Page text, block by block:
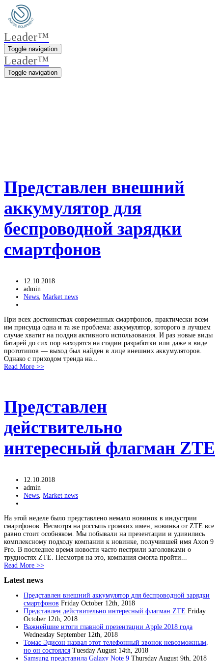
Leader™
Toggle navigation
Leader™
Toggle navigation
Представлен внешний
аккумулятор для
беспроводной зарядки
смартфонов
12.10.2018
admin
News, Market news
При всех достоинствах современных смартфонов, практически всем
им присуща одна и та же проблема: аккумулятор, которого в лучшем
случае хватит на полдня активного использования. И раз новые виды
батарей до сих пор находятся на стадии разработки или даже в виде
прототипов — выход был найден в лице внешних аккумуляторов.
Однако с приходом тренда на...
Read More >>
Представлен
действительно
интересный флагман ZTE
12.10.2018
admin
News, Market news
На этой неделе было представлено немало новинок в индустрии
смартфонов. Несмотря на россыпь громких имен, новинка от ZTE все
равно стоит особняком. Мы побывали на презентации и удивились
комплексному подходу компании к новинке, получившей имя Axon 9
Pro. В последнее время новости часто пестрили заголовками о
трудностях ZTE. Несмотря на это, компания смогла пройти...
Read More >>
Latest news
Представлен внешний аккумулятор для беспроводной зарядки
смартфонов Friday October 12th, 2018
Представлен действительно интересный флагман ZTE Friday
October 12th, 2018
Важнейшие итоги главной презентации Apple 2018 года
Wednesday September 12th, 2018
Томас Эдисон назвал этот телефонный звонок невозможным,
но он состоялся Tuesday August 14th, 2018
Samsung представила Galaxy Note 9 Thursday August 9th, 2018